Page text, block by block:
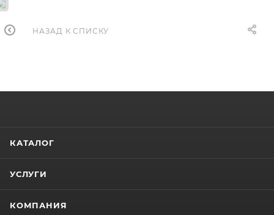
НАЗАД К СПИСКУ
КАТАЛОГ
УСЛУГИ
КОМПАНИЯ